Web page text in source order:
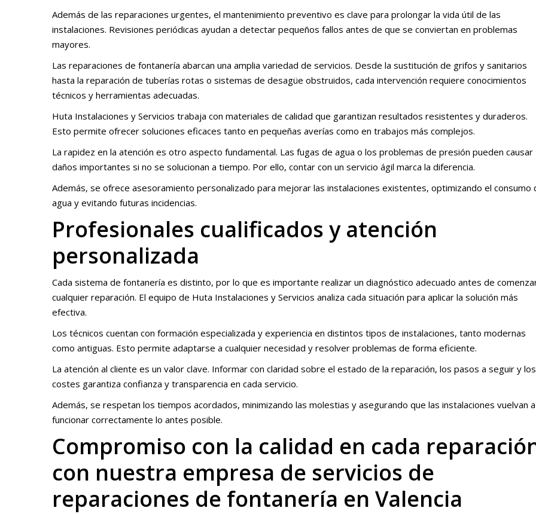
Además de las reparaciones urgentes, el mantenimiento preventivo es clave para prolongar la vida útil de las
instalaciones. Revisiones periódicas ayudan a detectar pequeños fallos antes de que se conviertan en problemas
mayores.
Las reparaciones de fontanería abarcan una amplia variedad de servicios. Desde la sustitución de grifos y sanitarios
hasta la reparación de tuberías rotas o sistemas de desagüe obstruidos, cada intervención requiere conocimientos
técnicos y herramientas adecuadas.
Huta Instalaciones y Servicios trabaja con materiales de calidad que garantizan resultados resistentes y duraderos.
Esto permite ofrecer soluciones eficaces tanto en pequeñas averías como en trabajos más complejos.
La rapidez en la atención es otro aspecto fundamental. Las fugas de agua o los problemas de presión pueden causar
daños importantes si no se solucionan a tiempo. Por ello, contar con un servicio ágil marca la diferencia.
Además, se ofrece asesoramiento personalizado para mejorar las instalaciones existentes, optimizando el consumo
agua y evitando futuras incidencias.
Profesionales cualificados y atención
personalizada
Cada sistema de fontanería es distinto, por lo que es importante realizar un diagnóstico adecuado antes de
cualquier reparación. El equipo de Huta Instalaciones y Servicios analiza cada situación para aplicar la solución más
efectiva.
Los técnicos cuentan con formación especializada y experiencia en distintos tipos de instalaciones, tanto modernas
como antiguas. Esto permite adaptarse a cualquier necesidad y resolver problemas de forma eficiente.
La atención al cliente es un valor clave. Informar con claridad sobre el estado de la reparación, los pasos a seguir y los
costes garantiza confianza y transparencia en cada servicio.
Además, se respetan los tiempos acordados, minimizando las molestias y asegurando que las instalaciones vuelvan a
funcionar correctamente lo antes posible.
Compromiso con la calidad en cada
con nuestra empresa de servicios de
reparaciones de fontanería en Valencia